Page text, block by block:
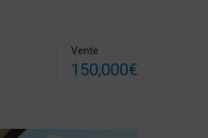
Vente
150,000€